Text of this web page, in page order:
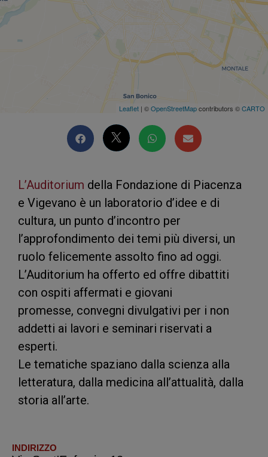
Leaflet | ©OpenStreetMapcontributors ©CARTO
L’Auditorium della Fondazione di Piacenza
e Vigevano è un laboratorio d’idee e di
cultura, un punto d’incontro per
l’approfondimento dei temi più diversi, un
ruolo felicemente assolto fino ad oggi.
L’Auditorium ha offerto ed offre dibattiti
con ospiti affermati e giovani
promesse, convegni divulgativi per i non
addetti ai lavori e seminari riservati a
esperti.
Le tematiche spaziano dalla scienza alla
letteratura, dalla medicina all’attualità, dalla
storia all’arte.
INDIRIZZO